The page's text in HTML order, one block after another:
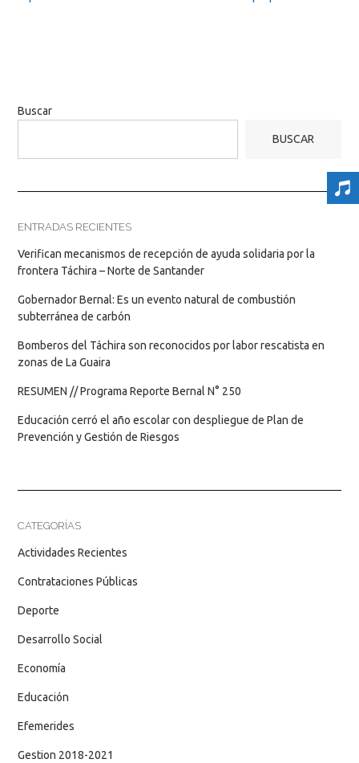
Buscar
BUSCAR
ENTRADAS RECIENTES
Verifican mecanismos de recepción de ayuda solidaria por la
frontera Táchira – Norte de Santander
Gobernador Bernal: Es un evento natural de combustión
subterránea de carbón
Bomberos del Táchira son reconocidos por labor rescatista en
zonas de La Guaira
RESUMEN // Programa Reporte Bernal N° 250
Educación cerró el año escolar con despliegue de Plan de
Prevención y Gestión de Riesgos
CATEGORÍAS
Actividades Recientes
Contrataciones Públicas
Deporte
Desarrollo Social
Economía
Educación
Efemerides
Gestion 2018-2021